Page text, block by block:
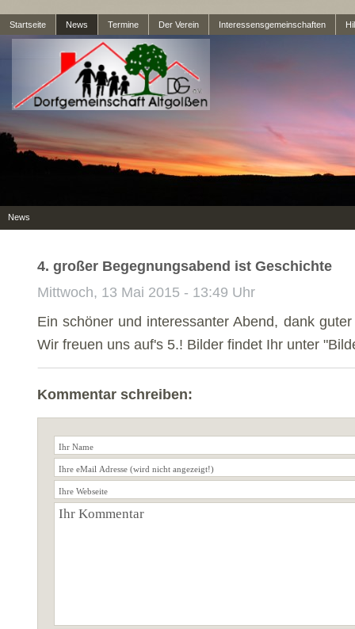
Startseite News Termine Der Verein Interessensgemeinschaften
News
4. großer Begegnungsabend ist Geschichte
Mittwoch, 13 Mai 2015 - 13:49 Uhr
Ein schöner und interessanter Abend, dank
Wir freuen uns auf's 5.! Bilder findet Ihr unter
Kommentar schreiben: